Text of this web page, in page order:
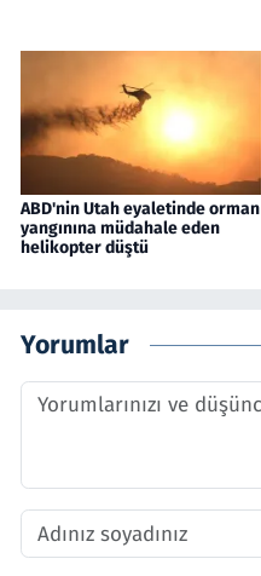
ABD'nin Utah eyaletinde orman
yangınına müdahale eden
helikopter düştü
Yorumlar